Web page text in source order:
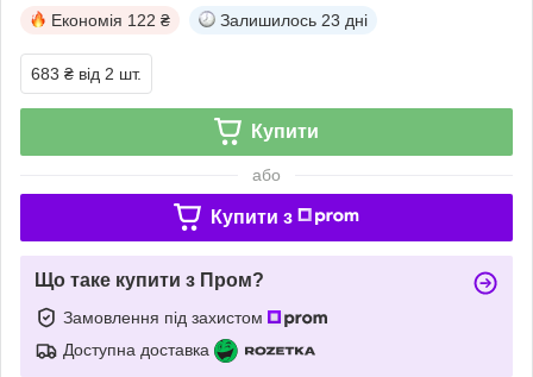
Економія 122 ₴ Залишилось 23 дні
683 ₴ від 2 шт.
Купити
або
Купити з
Що таке купити з Пром?
Замовлення під захистом
Доступна доставка